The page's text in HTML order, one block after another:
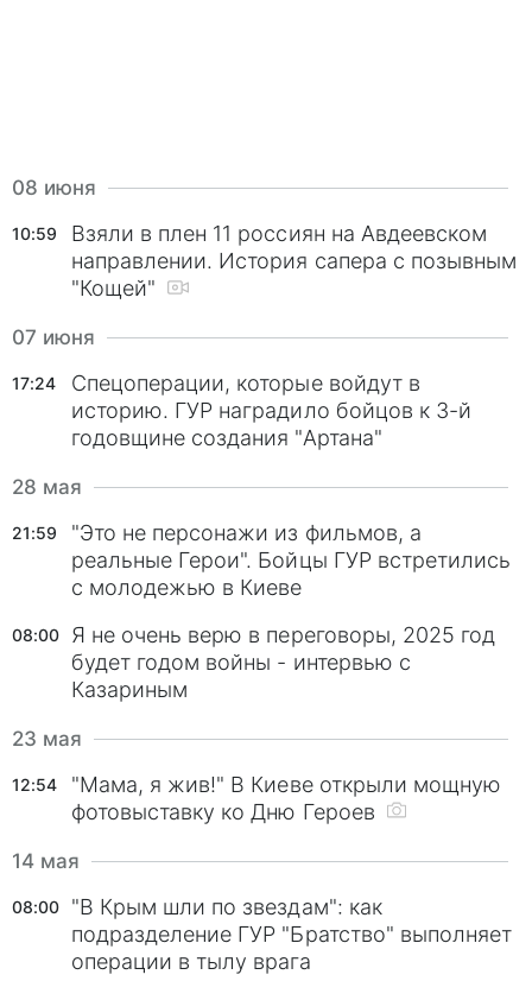
08 июня
10:59
Взяли в плен 11 россиян на Авдеевском
направлении. История сапера с позывным
"Кощей"
07 июня
17:24
Спецоперации, которые войдут в
историю. ГУР наградило бойцов к 3-й
годовщине создания "Артана"
28 мая
21:59
"Это не персонажи из фильмов, а
реальные Герои". Бойцы ГУР встретились
с молодежью в Киеве
08:00
Я не очень верю в переговоры, 2025 год
будет годом войны - интервью с
Казариным
23 мая
12:54
"Мама, я жив!" В Киеве открыли мощную
фотовыставку ко Дню Героев
14 мая
08:00
"В Крым шли по звездам": как
подразделение ГУР "Братство" выполняет
операции в тылу врага